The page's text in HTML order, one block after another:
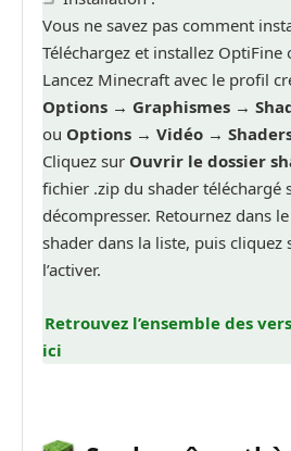
Vous ne savez pas comment
Téléchargez et installez OptiFine
Lancez Minecraft avec le profil
Options → Graphismes →
ou Options → Vidéo →
Cliquez sur Ouvrir le dossier
fichier .zip du shader téléchargé
décompresser. Retournez dans
shader dans la liste, puis cliquez
l’activer.
Retrouvez l’ensemble des
ici